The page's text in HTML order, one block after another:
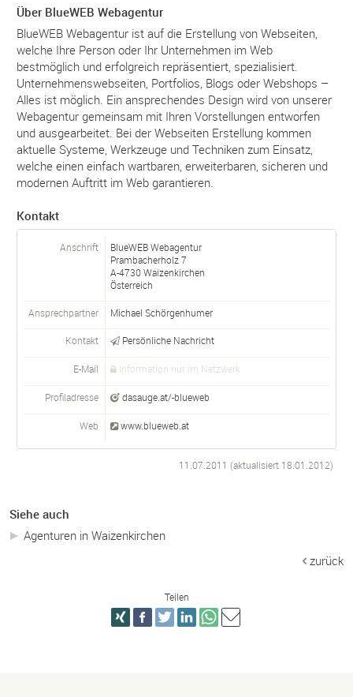
Über BlueWEB Webagentur
BlueWEB Webagentur ist auf die Erstellung von Webseiten,
welche Ihre Person oder Ihr Unternehmen im Web
bestmöglich und erfolgreich repräsentiert, spezialisiert.
Unternehmenswebseiten, Portfolios, Blogs oder Webshops –
Alles ist möglich. Ein ansprechendes Design wird von unserer
Webagentur gemeinsam mit Ihren Vorstellungen entworfen
und ausgearbeitet. Bei der Webseiten Erstellung kommen
aktuelle Systeme, Werkzeuge und Techniken zum Einsatz,
welche einen einfach wartbaren, erweiterbaren, sicheren und
modernen Auftritt im Web garantieren.
Kontakt
Anschrift
BlueWEB Webagentur
Prambacherholz 7
A-4730Waizenkirchen
Österreich
Ansprechpartner Michael Schörgenhumer
Kontakt Persönliche Nachricht
E-Mail Information nur im Netzwerk
Profiladresse dasauge.at/-blueweb
Web www.blueweb.at
11.07.2011 (aktualisiert 18.01.2012)
Siehe auch
Agenturen in Waizenkirchen
zurück
Teilen